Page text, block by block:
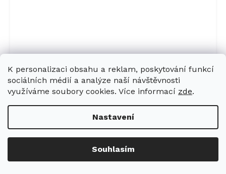
K personalizaci obsahu a reklam, poskytování funkcí
sociálních médií a analýze naší návštěvnosti
využíváme soubory cookies. Více informací zde.
Nastavení
Souhlasím
Stropní odsávač par Miele DAC 2940
40 911 Kč Detail